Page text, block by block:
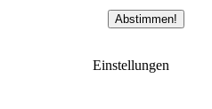
Einstellungen